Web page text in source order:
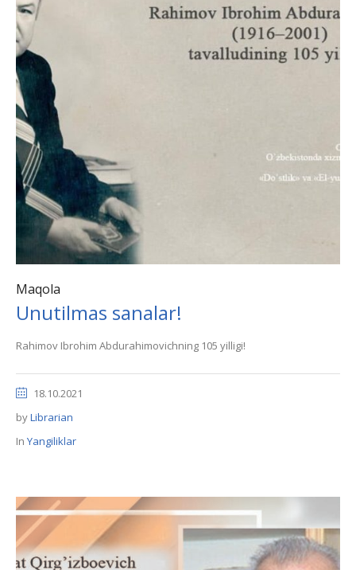
Maqola
Unutilmas sanalar!
Rahimov Ibrohim Abdurahimovichning 105 yilligi!
18.10.2021
byLibrarian
In Yangiliklar